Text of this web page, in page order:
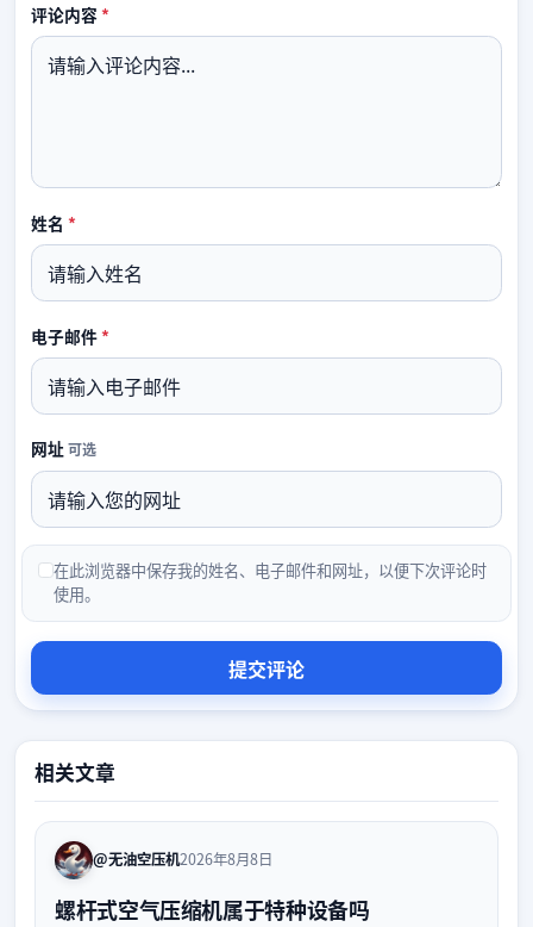
评论内容*必填
姓名 *必填
电子邮件*必填
网址 可选
在此浏览器中保存我的姓名、电子邮件和网址，以便下次评论时
使用。
相关文章
@无油空压机2026年8月8日
螺杆式空气压缩机属于特种设备吗